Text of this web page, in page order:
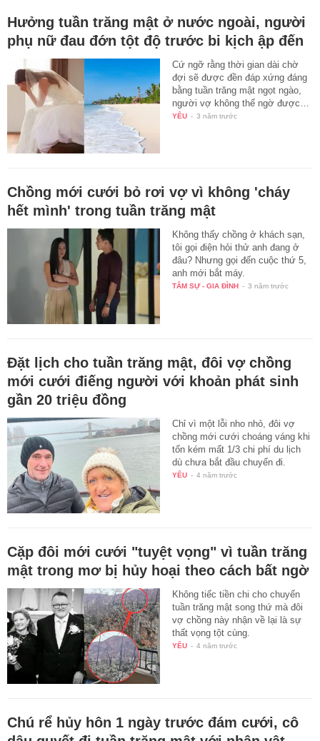
Hưởng tuần trăng mật ở nước ngoài, người
phụ nữ đau đớn tột độ trước bi kịch ập đến
Cứ ngỡ rằng thời gian dài chờ
đợi sẽ được đền đáp xứng đáng
bằng tuần trăng mật ngọt ngào,
người vợ không thể ngờ được…
YÊU - 3 năm trước
Chồng mới cưới bỏ rơi vợ vì không 'cháy
hết mình' trong tuần trăng mật
Không thấy chồng ở khách sạn,
tôi gọi điện hỏi thử anh đang ở
đâu? Nhưng gọi đến cuộc thứ 5,
anh mới bắt máy.
TÂM SỰ - GIA ĐÌNH - 3 năm trước
Đặt lịch cho tuần trăng mật, đôi vợ chồng
mới cưới điếng người với khoản phát sinh
gần 20 triệu đồng
Chỉ vì một lỗi nho nhỏ, đôi vợ
chồng mới cưới choáng váng khi
tốn kém mất 1/3 chi phí du lịch
dù chưa bắt đầu chuyến đi.
YÊU - 4 năm trước
Cặp đôi mới cưới "tuyệt vọng" vì tuần trăng
mật trong mơ bị hủy hoại theo cách bất ngờ
Không tiếc tiền chi cho chuyến
tuần trăng mật song thứ mà đôi
vợ chồng này nhận về lại là sự
thất vọng tột cùng.
YÊU - 4 năm trước
Chú rể hủy hôn 1 ngày trước đám cưới, cô